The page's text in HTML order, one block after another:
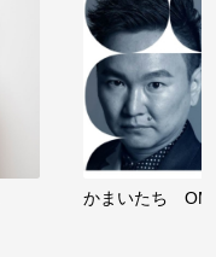
かまいたち